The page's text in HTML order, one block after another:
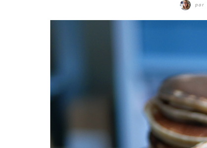
par
Facebook
TwitterInstagram
Pinterest